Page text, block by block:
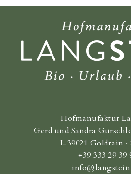
Hofmanufaktur
Gerd und Sandra
I-39021 Goldrain
+39 333 29 39